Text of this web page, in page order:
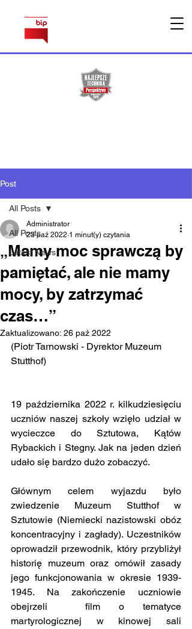
Post
All Posts
Latest News
All Posts
„Mamy moc sprawczą by
pamiętać, ale nie mamy
mocy, by zatrzymać
czas…”
Administrator
23 paź 2022 1 minut(y) czytania
Zaktualizowano: 26 paź 2022
(Piotr Tarnowski - Dyrektor Muzeum
Stutthof)
19 października 2022 r. kilkudziesięciu
uczniów naszej szkoły wzięło udział w
wycieczce do Sztutowa, Kątów
Rybackich i Stegny. Jak na jeden dzień
udało się bardzo dużo zobaczyć.
Głównym celem wyjazdu było
zwiedzenie Muzeum Stutthof w
Sztutowie (Niemiecki nazistowski obóz
koncentracyjny i zagłady). Uczestników
oprowadził przewodnik, który przybliżył
historię muzeum oraz omówił zasady
jego funkcjonowania w okresie 1939-
1945. Na zakończenie uczniowie
obejrzeli  film o tematyce
martyrologicznej w kinowej sali